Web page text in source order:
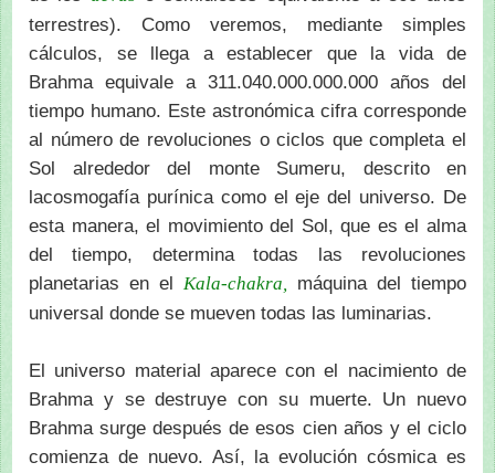
terrestres). Como veremos, mediante simples
cálculos, se llega a establecer que la vida de
Brahma equivale a 311.040.000.000.000 años del
tiempo humano. Este astronómica cifra corresponde
al número de revoluciones o ciclos que completa el
Sol alrededor del monte Sumeru, descrito en
lacosmogafía purínica como el eje del universo. De
esta manera, el movimiento del Sol, que es el alma
del tiempo, determina todas las revoluciones
planetarias en el Kala-chakra, máquina del tiempo
universal donde se mueven todas las luminarias.
El universo material aparece con el nacimiento de
Brahma y se destruye con su muerte. Un nuevo
Brahma surge después de esos cien años y el ciclo
comienza de nuevo. Así, la evolución cósmica es